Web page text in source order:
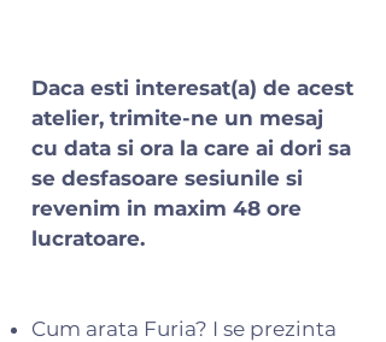
Daca esti interesat(a) de acest
atelier, trimite-ne un mesaj
cu data si ora la care ai dori sa
se desfasoare sesiunile si
revenim in maxim 48 ore
lucratoare.
Cum arata Furia? I se prezinta